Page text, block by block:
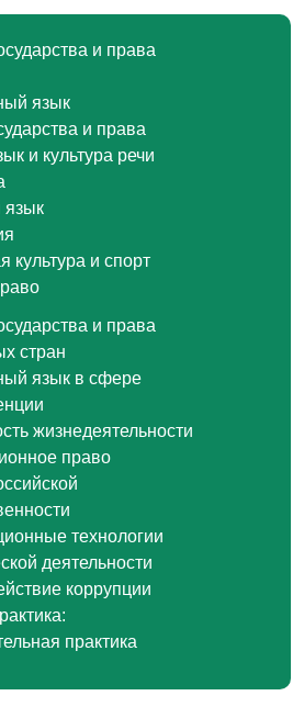
и права
язык
и права
и культура речи
язык
культура и спорт
и права
стран
язык в сфере
жизнедеятельности
право
технологии
деятельности
коррупции
практика